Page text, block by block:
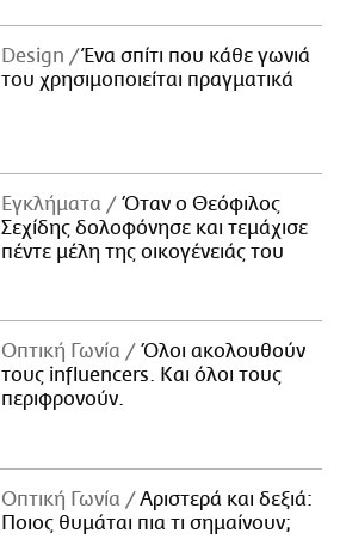
Design
Ένα σπίτι που κάθε γωνιά
του χρησιμοποιείται πραγματικά
Εγκλήματα
Όταν ο Θεόφιλος
Σεχίδης δολοφόνησε και τεμάχισε
πέντε μέλη της οικογένειάς του
Οπτική Γωνία
Όλοι ακολουθούν
τους influencers. Και όλοι τους
περιφρονούν.
Οπτική Γωνία
Αριστερά και δεξιά:
Ποιος θυμάται πια τι σημαίνουν;